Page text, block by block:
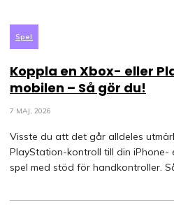
Spel
Koppla en Xbox- eller
mobilen – Så gör du!
7 MAJ, 2026
Visste du att det går alldeles
PlayStation-kontroll till din
spel med stöd för handkontroller.